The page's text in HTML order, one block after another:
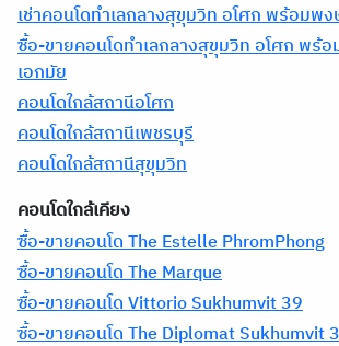
เช่าคอนโดทำเลกลางสุขุมวิท อโศก พร้อมพ
ซื้อ-ขายคอนโดทำเลกลางสุขุมวิท อโศก พร้
เอกมัย
คอนโดใกล้สถานีอโศก
คอนโดใกล้สถานีเพชรบุรี
คอนโดใกล้สถานีสุขุมวิท
คอนโดใกล้เคียง
ซื้อ-ขายคอนโด The Estelle PhromPhong
ซื้อ-ขายคอนโด The Marque
ซื้อ-ขายคอนโด Vittorio Sukhumvit 39
ซื้อ-ขายคอนโด The Diplomat Sukhumvit